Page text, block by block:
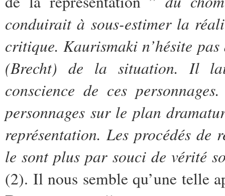
conduirait à sous-estimer la
critique. Kaurismaki n’hésite
(Brecht) de la situation. Il
conscience de ces
personnages sur le plan
représentation. Les procédés de
le sont plus par souci de vérité
(2). Il nous semble qu’une telle